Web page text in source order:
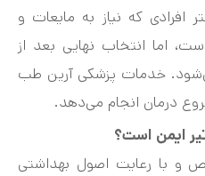
افرادی که نیاز به مایعات و
اما انتخاب نهایی بعد از
خدمات پزشکی آرین طب
درمان انجام می‌دهد.
ایمن است؟
و با رعایت اصول بهداشتی